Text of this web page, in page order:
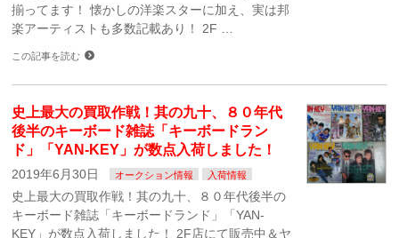
揃ってます！ 懐かしの洋楽スターに加え、実は邦
楽アーティストも多数記載あり！ 2F …
この記事を読む
史上最大の買取作戦！其の九十、８０年代
後半のキーボード雑誌「キーボードラン
ド」「YAN-KEY」が数点入荷しました！
2019年6月30日 オークション情報 入荷情報
史上最大の買取作戦！其の九十、８０年代後半の
キーボード雑誌「キーボードランド」「YAN-
KEY」が数点入荷しました！ 2F店にて販売中＆ヤ